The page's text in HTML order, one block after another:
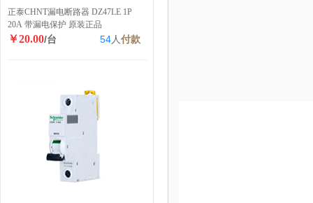
正泰CHNT漏电断路器 DZ47LE 1P
20A 带漏电保护 原装正品
￥20.00/台 54人付款